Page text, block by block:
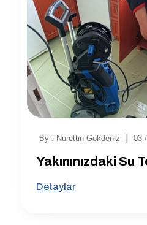
By : Nurettin Gokdeniz 03
Yakınınızdaki Su
Detaylar